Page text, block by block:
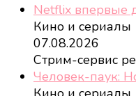
Netflix впервые
Кино и сериалы
07.08.2026
Стрим-сервис
Человек-паук: